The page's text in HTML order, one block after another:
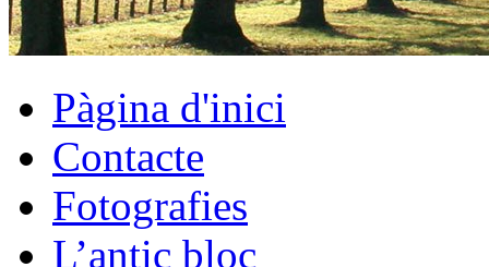
Pàgina d'inici
Contacte
Fotografies
L’antic bloc